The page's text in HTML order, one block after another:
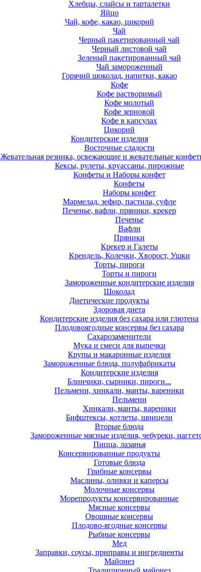
Хлебцы, слайсы и тарталетки
Яйцо
Чай, кофе, какао, цикорий
Чай
Черный пакетированный чай
Черный листовой чай
Зеленый пакетированный чай
Чай замороженный
Горячий шоколад, напитки, какао
Кофе
Кофе растворимый
Кофе молотый
Кофе зерновой
Кофе в капсулах
Цикорий
Кондитерские изделия
Восточные сладости
Жевательная резинка, освежающие и жевательные
Кексы, рулеты, круассаны, пирожные
Конфеты и Наборы конфет
Конфеты
Наборы конфет
Мармелад, зефир, пастила, суфле
Печенье, вафли, пряники, крекер
Печенье
Вафли
Пряники
Крекер и Галеты
Крендель, Колечки, Хворост, Ушки
Торты, пироги
Торты и пироги
Замороженные кондитерские изделия
Шоколад
Диетические продукты
Здоровая диета
Кондитерские изделия без сахара или глютена
Плодовоягодные консервы без сахара
Сахарозаменители
Мука и смеси для выпечки
Крупы и макаронные изделия
Замороженные блюда, полуфабрикаты
Кондитерские изделия
Блинчики, сырники, пироги...
Пельмени, хинкали, манты, вареники
Пельмени
Хинкали, манты, вареники
Бифштексы, котлеты, шницели
Вторые блюда
Замороженные мясные изделия, чебуреки,
Пицца, лазанья
Консервированные продукты
Готовые блюда
Грибные консервы
Маслины, оливки и каперсы
Молочные консервы
Морепродукты консервированные
Мясные консервы
Овощные консервы
Плодово-ягодные консервы
Рыбные консервы
Мед
Заправки, соусы, приправы и ингредиенты
Майонез
Традиционный майонез